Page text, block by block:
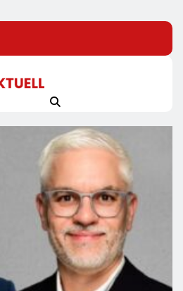
Pizzeria: Gustavo
Innovationsprojekt
„Gustavomat“ An Den
Insolvenzen Sind